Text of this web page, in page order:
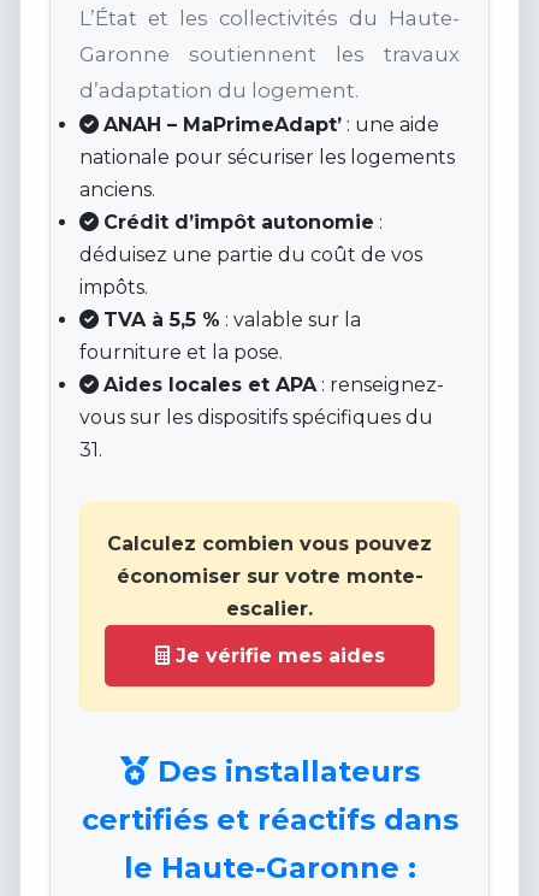
L’État et les collectivités du Haute-
Garonne soutiennent les travaux
d’adaptation du logement.
ANAH – MaPrimeAdapt’ : une aide
nationale pour sécuriser les logements
anciens.
Crédit d’impôt autonomie :
déduisez une partie du coût de vos
impôts.
TVA à 5,5 % : valable sur la
fourniture et la pose.
Aides locales et APA: renseignez-
vous sur les dispositifs spécifiques du
31.
Calculez combien vous pouvez
économiser sur votre monte-
escalier.
Je vérifie mes aides
Des installateurs
certifiés et réactifs dans
le Haute-Garonne :